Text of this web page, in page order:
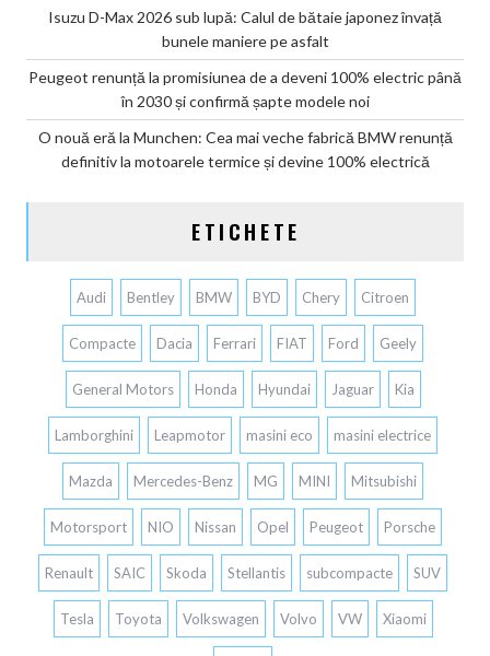
Isuzu D-Max 2026 sub lupă: Calul de bătaie japonez învață
bunele maniere pe asfalt
Peugeot renunță la promisiunea de a deveni 100% electric până
în 2030 și confirmă șapte modele noi
O nouă eră la Munchen: Cea mai veche fabrică BMW renunță
definitiv la motoarele termice și devine 100% electrică
ETICHETE
Audi Bentley BMW BYD Chery Citroen
Compacte Dacia Ferrari FIAT Ford Geely
General Motors Honda Hyundai Jaguar Kia
Lamborghini Leapmotor masini eco masini electrice
Mazda Mercedes-Benz MG MINI Mitsubishi
Motorsport NIO Nissan Opel Peugeot Porsche
Renault SAIC Skoda Stellantis subcompacte SUV
Tesla Toyota Volkswagen Volvo VW Xiaomi